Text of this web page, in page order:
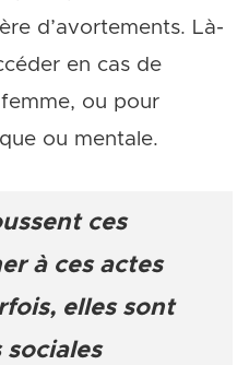
d’avortements. Là-
en cas de
ou pour
ou mentale.
ces
à ces actes
elles sont
sociales